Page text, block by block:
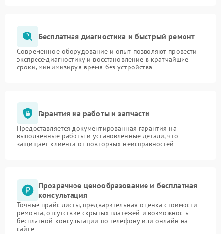
Бесплатная диагностика и быстрый ремонт
Современное оборудование и опыт позволяют провести
экспресс-диагностику и восстановление в кратчайшие
сроки, минимизируя время без устройства
Гарантия на работы и запчасти
Предоставляется документированная гарантия на
выполненные работы и установленные детали, что
защищает клиента от повторных неисправностей
Прозрачное ценообразование и бесплатная
консультация
Точные прайс-листы, предварительная оценка стоимости
ремонта, отсутствие скрытых платежей и возможность
бесплатной консультации по телефону или онлайн на
сайте